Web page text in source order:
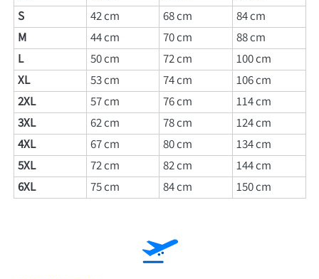
S
42 cm 68 cm 84 cm
M
44 cm 70 cm 88 cm
L
50 cm 72 cm 100 cm
XL
53 cm 74 cm 106 cm
2XL
57 cm 76 cm 114 cm
3XL
62 cm 78 cm 124 cm
4XL
67 cm 80 cm 134 cm
5XL
72 cm 82 cm 144 cm
6XL
75 cm 84 cm 150 cm